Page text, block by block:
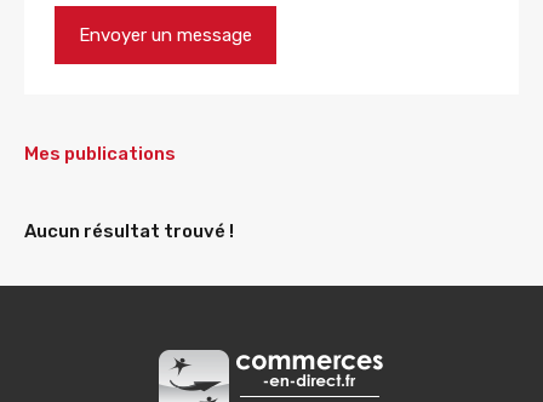
Mes publications
Aucun résultat trouvé !